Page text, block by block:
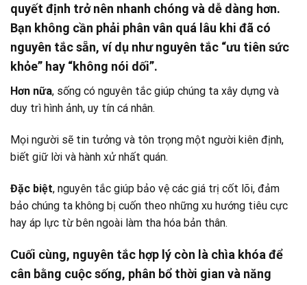
quyết định trở nên nhanh chóng và dễ dàng hơn.
Bạn không cần phải phân vân quá lâu khi đã có
nguyên tắc sẵn, ví dụ như nguyên tắc “ưu tiên sức
khỏe” hay “không nói dối”.
Hơn nữa, sống có nguyên tắc giúp chúng ta xây dựng và
duy trì hình ảnh, uy tín cá nhân.
Mọi người sẽ tin tưởng và tôn trọng một người kiên định,
biết giữ lời và hành xử nhất quán.
Đặc biệt, nguyên tắc giúp bảo vệ các giá trị cốt lõi, đảm
bảo chúng ta không bị cuốn theo những xu hướng tiêu cực
hay áp lực từ bên ngoài làm tha hóa bản thân.
Cuối cùng, nguyên tắc hợp lý còn là chìa khóa để
cân bằng cuộc sống, phân bổ thời gian và năng